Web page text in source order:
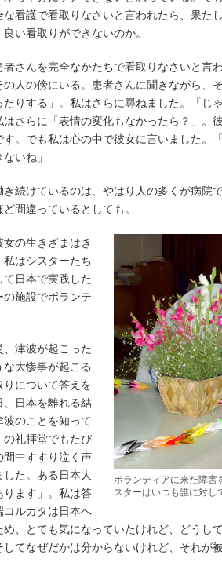
看護で看取りなさいと言われたら、果た
い看取りができないのか。
さんを完全なかたちで看取りなさいと言
人の傍にいる。患者さんに聞きながら、
りする」。私はさらに尋ねました。「じ
さらに「表情の変化もなかったら？」。
。でも私は心の中で彼女に言いました。
いね」
続けているのは、やはり人の多くが病院
間違っているとしても。
ボランティアに来た障害
スターはいつも誰に対し
の生きざまはき
はシスターたち
日本で実践した
施設でボランテ
津波が起こった
大惨事が起こる
について答えを
、日本を離れる結
のことを知って
の礼拝堂でもたび
間中すすり泣く声
た。ある日本人
ります」。私は答
コルカタは日本へ
、とても気になっていたけれど、どうし
てなぜだかは分からないけれど、それが